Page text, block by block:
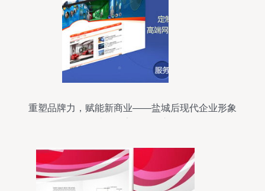
重塑品牌力，赋能新商业——盐城后现代企业形象